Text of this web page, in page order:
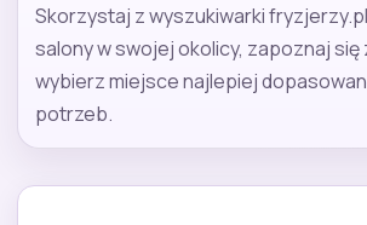
Skorzystaj z wyszukiwarki
salony w swojej okolicy, zapoznaj się
wybierz miejsce najlepiej
potrzeb.